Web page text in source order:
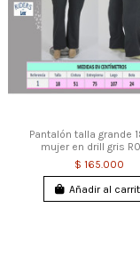
Pantalón talla grande
mujer en drill gris
$ 165.000
Añadir al